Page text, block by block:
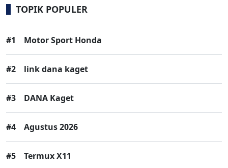
TOPIK POPULER
#1 Motor Sport Honda
#2 link dana kaget
#3 DANA Kaget
#4 Agustus 2026
#5 Termux X11